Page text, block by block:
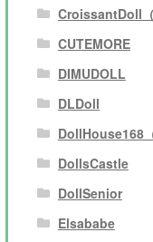
CroissantDoll（
CUTEMORE
DIMUDOLL
DLDoll
DollHouse168
DollsCastle
DollSenior
Elsababe